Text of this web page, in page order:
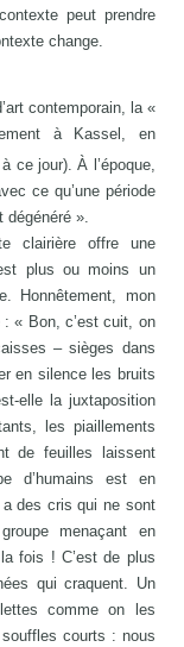
peut prendre
change.
contemporain, la «
à Kassel, en
ce jour). À l’époque,
ce qu’une période
».
clairière offre une
plus ou moins un
Honnêtement, mon
« Bon, c’est cuit, on
– sièges dans
en silence les bruits
elle la juxtaposition
les piaillements
de feuilles laissent
d’humains est en
des cris qui ne sont
menaçant en
fois ! C’est de plus
qui craquent. Un
comme on les
courts : nous